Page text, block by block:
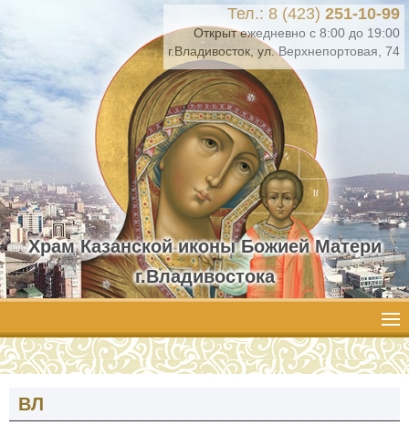
Тел.: 8 (423) 251-10-99
Открыт ежедневно с 8:00 до 19:00
г.Владивосток, ул. Верхнепортовая, 74
Храм Казанской иконы Божией Матери
г.Владивостока
ВЛ